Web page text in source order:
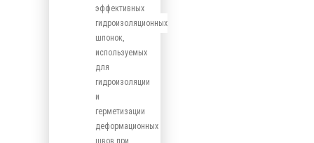
эффективных
гидроизоляционных
шпонок,
используемых
для
гидроизоляции
и
герметизации
деформационных